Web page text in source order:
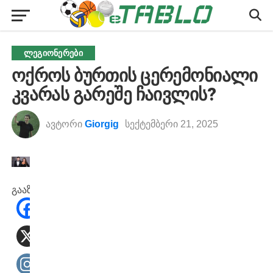
ᲚᲔᲒᲘᲝᲜᲔᲠᲔᲑᲘ
ოქროს ბურთის ცერემონიალი
კვარას გარეშე ჩაივლის?
ავტორი Giorgig სექტემბერი 21, 2025
გააზიარეთ